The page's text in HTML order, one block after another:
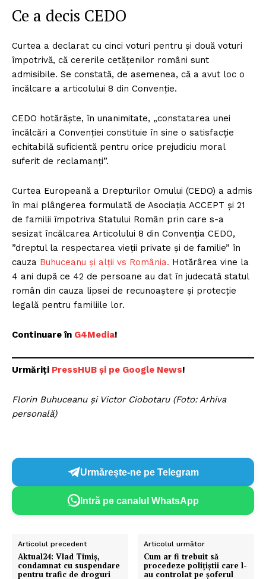
Ce a decis CEDO
Curtea a declarat cu cinci voturi pentru și două voturi
împotrivă, că cererile cetățenilor români sunt
admisibile. Se constată, de asemenea, că a avut loc o
încălcare a articolului 8 din Convenție.
CEDO hotărăște, în unanimitate, „constatarea unei
încălcări a Convenției constituie în sine o satisfacție
echitabilă suficientă pentru orice prejudiciu moral
suferit de reclamanți”.
Curtea Europeană a Drepturilor Omului (CEDO) a admis
în mai plângerea formulată de Asociația ACCEPT și 21
de familii împotriva Statului Român prin care s-a
sesizat încălcarea Articolului 8 din Convenția CEDO,
”dreptul la respectarea vieţii private şi de familie” în
cauza Buhuceanu și alții vs România. Hotărârea vine la
4 ani după ce 42 de persoane au dat în judecată statul
român din cauza lipsei de recunoaștere și protecție
legală pentru familiile lor.
Continuare în G4Media!
Urmăriți PressHUB și pe Google News!
Florin Buhuceanu și Victor Ciobotaru (Foto: Arhiva
personală)
Urmărește-ne pe Telegram
Intră pe canalul WhatsApp
Articolul precedent
Aktual24: Vlad Timiș,
condamnat cu suspendare
pentru trafic de droguri
Articolul următor
Cum ar fi trebuit să
procedeze polițiștii care l-
au controlat pe șoferul